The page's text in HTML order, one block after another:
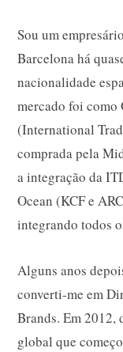
Sou um
Barcelona há
nacionalidade
mercado foi
(International
comprada pela
a integração da
Ocean (KCF e
integrando todos
Alguns anos
converti-me em
Brands. Em 2012,
global que